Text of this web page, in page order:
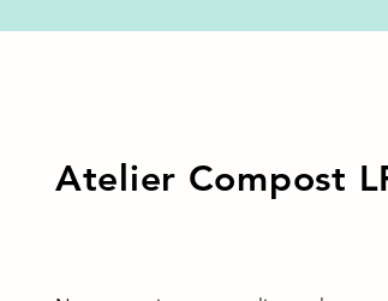
Atelier Compost